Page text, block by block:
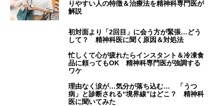
りやすい人の特徴＆治療法を精神科専門医が
解説
初対面より「2回目」に会う方が緊張…どう
して？ 精神科医に聞く原因＆対処法
忙しくて心が疲れたらインスタント＆冷凍食
品に頼ってもOK 精神科専門医が強調する
ワケ
理由なく涙が…気分が落ち込む… 「うつ
病」と診断される“境界線”はどこ？ 精神科
医に聞いてみた